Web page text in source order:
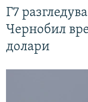
Г7
Чернобил
долари